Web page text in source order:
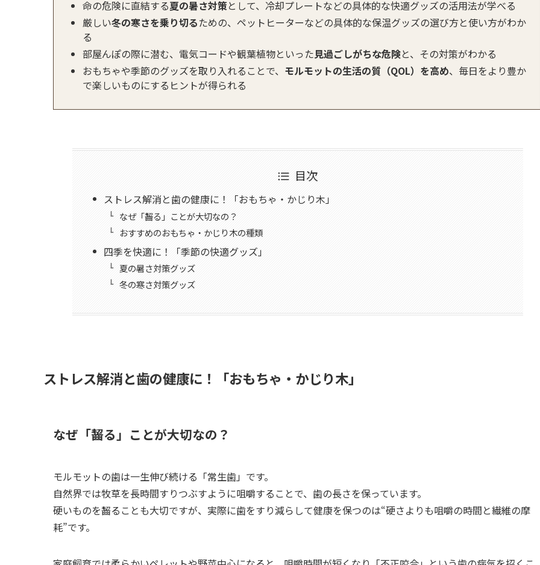
命の危険に直結する夏の暑さ対策として、冷却プレートなどの具体的な快適グッズの活用法が学べる
厳しい冬の寒さを乗り切るための、ペットヒーターなどの具体的な保温グッズの選び方と使い方がわか
る
部屋んぽの際に潜む、電気コードや観葉植物といった見過ごしがちな危険と、その対策がわかる
おもちゃや季節のグッズを取り入れることで、 モルモットの生活の質（QOL）を高め、毎日をより豊か
で楽しいものにするヒントが得られる
目次
ストレス解消と歯の健康に！「おもちゃ・かじり木」
なぜ「齧る」ことが大切なの？
おすすめのおもちゃ・かじり木の種類
四季を快適に！「季節の快適グッズ」
夏の暑さ対策グッズ
冬の寒さ対策グッズ
ストレス解消と歯の健康に！「おもちゃ・かじり木」
なぜ「齧る」ことが大切なの？
モルモットの歯は一生伸び続ける「常生歯」です。
自然界では牧草を長時間すりつぶすように咀嚼することで、歯の長さを保っています。
硬いものを齧ることも大切ですが、実際に歯をすり減らして健康を保つのは“硬さよりも咀嚼の時間と繊維の摩
耗”です。